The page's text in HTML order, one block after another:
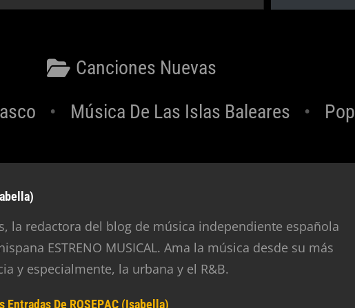
Categorías
Canciones Nuevas
Música De Las Islas Baleares Pop
la redactora del blog de música independiente española
ESTRENO MUSICAL. Ama la música desde su más
y especialmente, la urbana y el R&B.
Entradas De ROSEPAC (Isabella)